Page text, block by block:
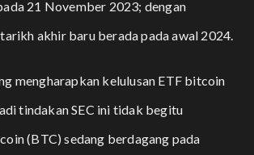
21 November 2023; dengan
akhir baru berada pada awal 2024.
mengharapkan kelulusan ETF bitcoin
tindakan SEC ini tidak begitu
(BTC) sedang berdagang pada